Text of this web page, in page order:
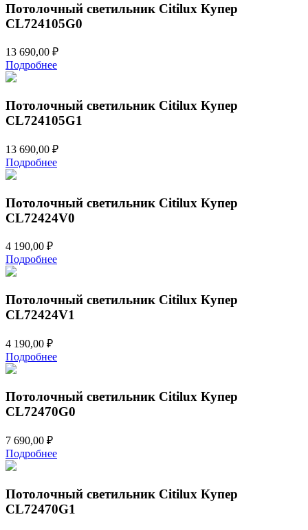
Потолочный светильник Citilux Купер
CL724105G0
13 690,00 ₽
Подробнее
Потолочный светильник Citilux Купер
CL724105G1
13 690,00 ₽
Подробнее
Потолочный светильник Citilux Купер
CL72424V0
4 190,00 ₽
Подробнее
Потолочный светильник Citilux Купер
CL72424V1
4 190,00 ₽
Подробнее
Потолочный светильник Citilux Купер
CL72470G0
7 690,00 ₽
Подробнее
Потолочный светильник Citilux Купер
CL72470G1